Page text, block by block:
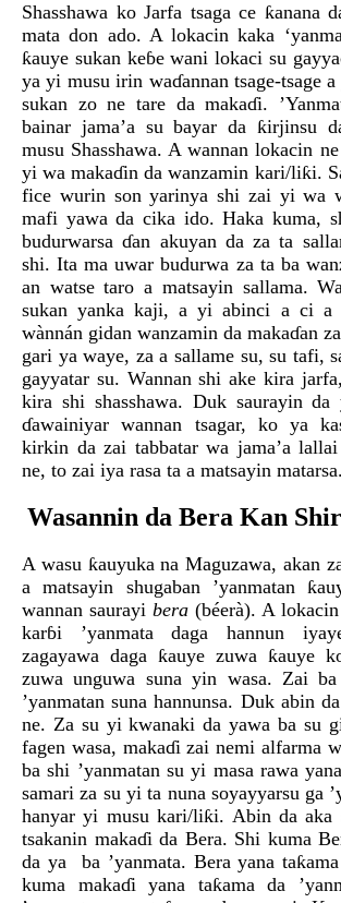
Shasshawa ko Jarfa tsaga ce ƙanana
mata don ado. A lokacin kaka
ƙauye sukan keɓe wani lokaci su
ya yi musu irin waɗannan tsage-tsage
sukan zo ne tare da makaɗi.
bainar jama’a su bayar da ƙirjinsu
musu Shasshawa. A wannan lokacin
yi wa makaɗin da wanzamin kari/liƙi.
fice wurin son yarinya shi zai yi wa
mafi yawa da cika ido. Haka kuma,
budurwarsa ɗan akuyan da za ta
shi. Ita ma uwar budurwa za ta ba
an watse taro a matsayin sallama.
sukan yanka kaji, a yi abinci a ci a
wànnán gidan wanzamin da makaɗan
gari ya waye, za a sallame su, su tafi,
gayyatar su. Wannan shi ake kira
kira shi shasshawa. Duk saurayin da
ɗawainiyar wannan tsagar, ko ya
kirkin da zai tabbatar wa jama’a
ne, to zai iya rasa ta a matsayin matarsa.
Wasannin da Bera Kan
A wasu ƙauyuka na Maguzawa, akan
a matsayin shugaban ’yanmatan
wannan saurayi bera (béerà). A
karɓi ’yanmata daga hannun
zagayawa daga ƙauye zuwa ƙauye
zuwa unguwa suna yin wasa. Zai
’yanmatan suna hannunsa. Duk abin
ne. Za su yi kwanaki da yawa ba su
fagen wasa, makaɗi zai nemi alfarma
ba shi ’yanmatan su yi masa rawa
samari za su yi ta nuna soyayyarsu ga
hanyar yi musu kari/liƙi. Abin da aka
tsakanin makaɗi da Bera. Shi kuma
da ya ba ’yanmata. Bera yana
kuma makaɗi yana taƙama da